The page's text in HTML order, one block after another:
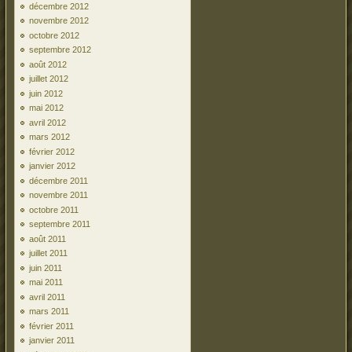
décembre 2012
novembre 2012
octobre 2012
septembre 2012
août 2012
juillet 2012
juin 2012
mai 2012
avril 2012
mars 2012
février 2012
janvier 2012
décembre 2011
novembre 2011
octobre 2011
septembre 2011
août 2011
juillet 2011
juin 2011
mai 2011
avril 2011
mars 2011
février 2011
janvier 2011